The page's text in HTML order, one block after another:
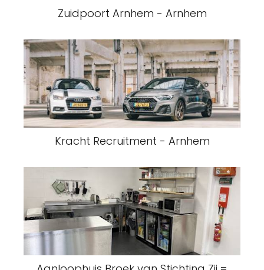
Zuidpoort Arnhem - Arnhem
Kracht Recruitment - Arnhem